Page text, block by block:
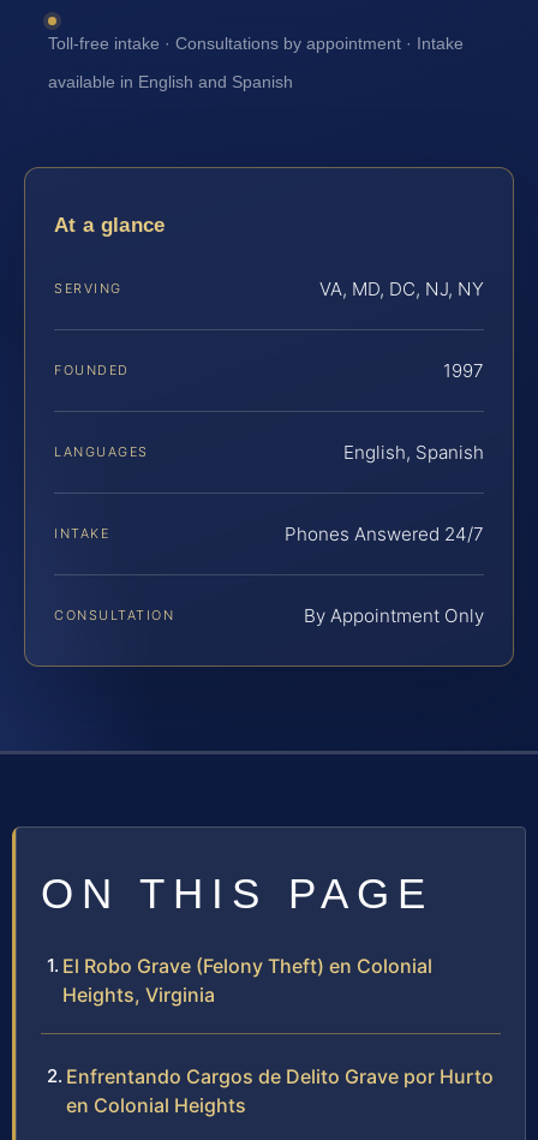
Toll-free intake · Consultations by appointment · Intake
available in English and Spanish
At a glance
SERVING VA, MD, DC, NJ, NY
FOUNDED 1997
LANGUAGES English, Spanish
INTAKE Phones Answered 24/7
CONSULTATION By Appointment Only
ON THIS PAGE
El Robo Grave (Felony Theft) en Colonial
Heights, Virginia
Enfrentando Cargos de Delito Grave por Hurto
en Colonial Heights